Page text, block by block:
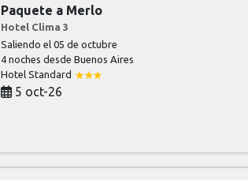
Paquete a Merlo
Hotel Clima 3
Saliendo el 05 de octubre
4 noches desde Buenos Aires
Hotel Standard
5 oct-26